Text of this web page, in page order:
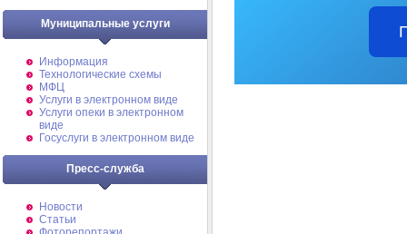
Муниципальные услуги
Информация
Технологические схемы
МФЦ
Услуги в электронном виде
Услуги опеки в электронном
виде
Госуслуги в электронном виде
Пресс-служба
Новости
Статьи